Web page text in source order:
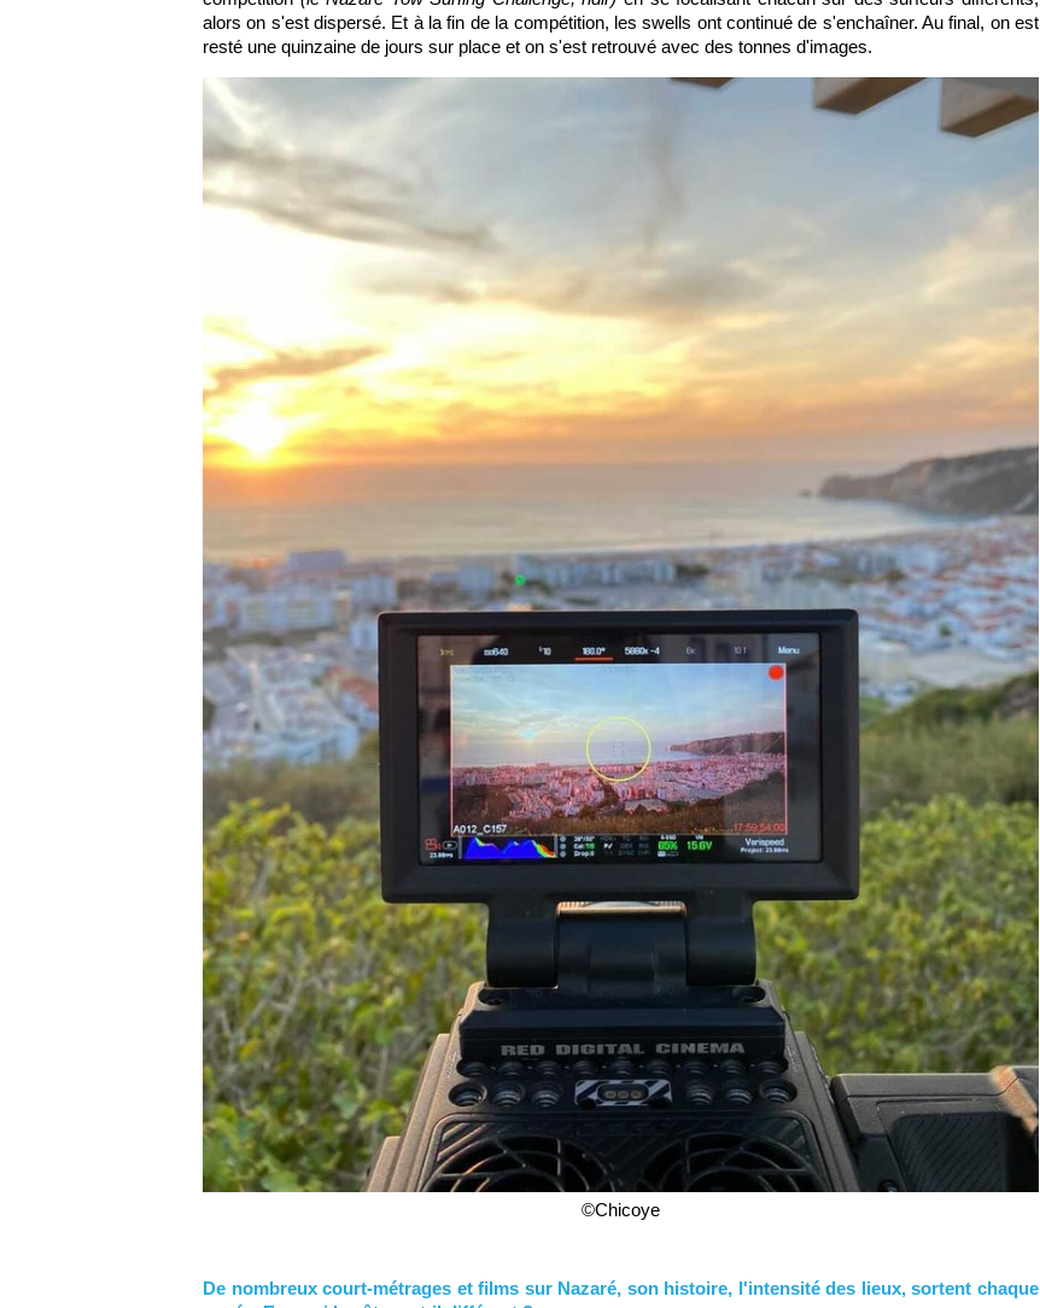
alors on s'est dispersé. Et à la fin de la compétition, les swells ont continué de s'enchaîner. Au final, on est
resté une quinzaine de jours sur place et on s'est retrouvé avec des tonnes d'images.
©Chicoye
De nombreux court-métrages et films sur Nazaré, son histoire, l'intensité des lieux, sortent chaque